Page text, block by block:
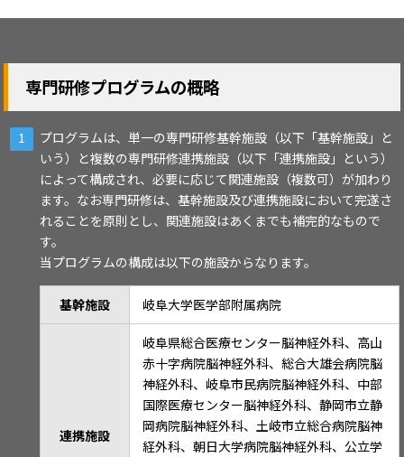
専門研修プログラムの概略
プログラムは、単一の専門研修基幹施設（以下「基幹施設」と
いう）と複数の専門研修連携施設（以下「連携施設」という）
によって構成され、必要に応じて関連施設（複数可）が加わり
ます。なお専門研修は、基幹施設及び連携施設において完遂さ
れることを原則とし、関連施設はあくまでも補完的なもので
す。
当プログラムの構成は以下の施設からなります。
基幹施設 岐阜大学医学部附属病院
連携施設
岐阜県総合医療センター脳神経外科、高山
赤十字病院脳神経外科、総合大雄会病院脳
神経外科、岐阜市民病院脳神経外科、中部
国際医療センター脳神経外科、静岡市立静
岡病院脳神経外科、土岐市立総合病院脳神
経外科、朝日大学病院脳神経外科、公立学